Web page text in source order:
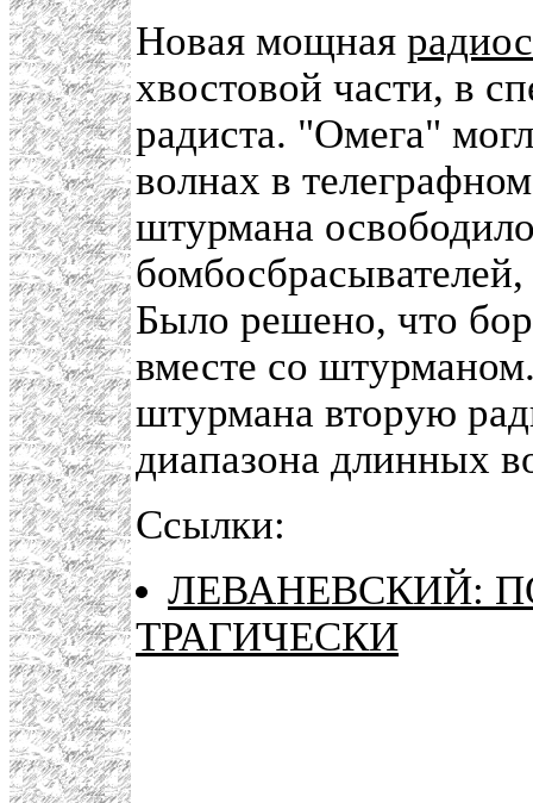
Новая мощная
хвостовой части, в
радиста. "Омега"
волнах в
штурмана
Было решено, что
вместе со
штурмана вторую
диапазона длинных
Ссылки:
ЛЕВАНЕВСКИЙ:
ТРАГИЧЕСКИ